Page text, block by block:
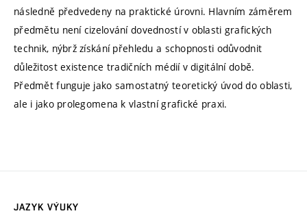
následně předvedeny na praktické úrovni. Hlavním záměrem
předmětu není cizelování dovedností v oblasti grafických
technik, nýbrž získání přehledu a schopnosti odůvodnit
důležitost existence tradičních médií v digitální době.
Předmět funguje jako samostatný teoretický úvod do oblasti,
ale i jako prolegomena k vlastní grafické praxi.
JAZYK VÝUKY